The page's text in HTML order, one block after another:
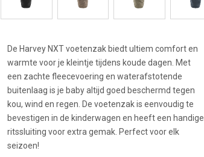
De Harvey NXT voetenzak biedt ultiem comfort en
warmte voor je kleintje tijdens koude dagen. Met
een zachte fleecevoering en waterafstotende
buitenlaag is je baby altijd goed beschermd tegen
kou, wind en regen. De voetenzak is eenvoudig te
bevestigen in de kinderwagen en heeft een handige
ritssluiting voor extra gemak. Perfect voor elk
seizoen!